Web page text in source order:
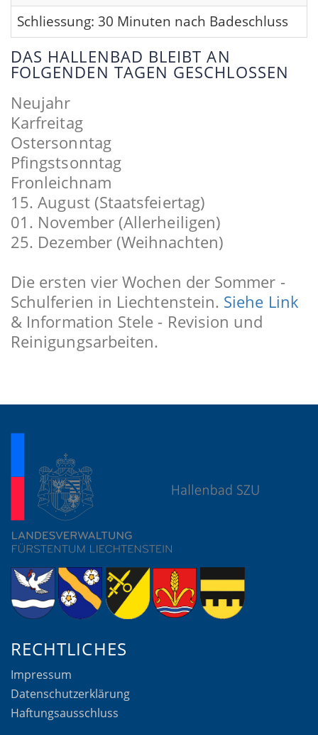
Schliessung: 30 Minuten nach Badeschluss
DAS HALLENBAD BLEIBT AN
FOLGENDEN TAGEN GESCHLOSSEN
Neujahr
Karfreitag
Ostersonntag
Pfingstsonntag
Fronleichnam
15. August (Staatsfeiertag)
01. November (Allerheiligen)
25. Dezember (Weihnachten)
Die ersten vier Wochen der Sommer -
Schulferien in Liechtenstein. Siehe Link
& Information Stele - Revision und
Reinigungsarbeiten.
RECHTLICHES
Impressum
Datenschutzerklärung
Haftungsausschluss